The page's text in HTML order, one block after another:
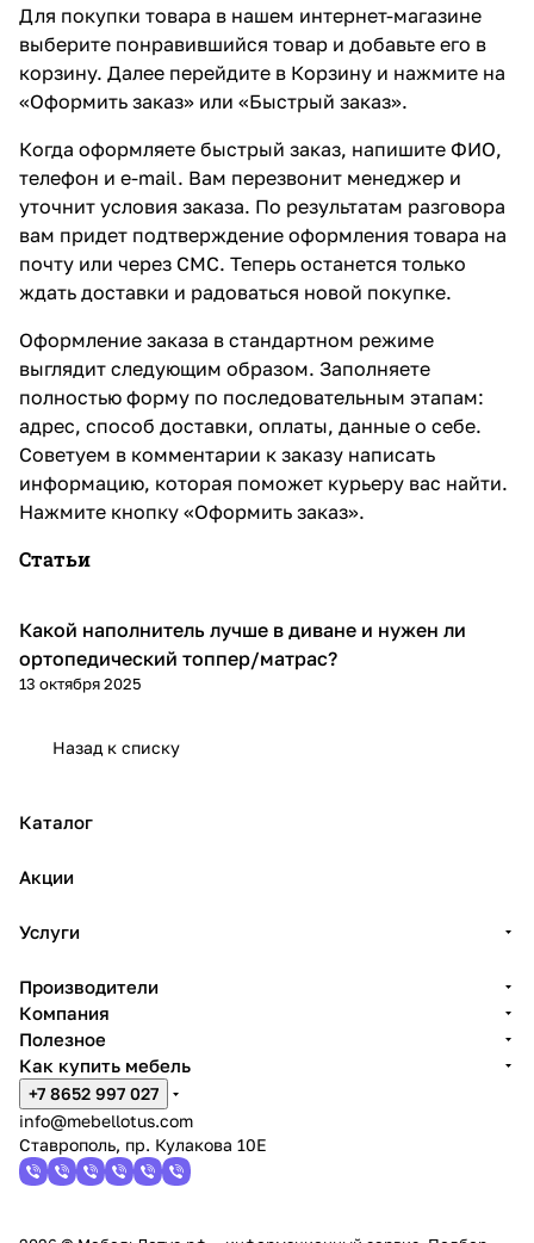
Для покупки товара в нашем интернет-магазине
выберите понравившийся товар и добавьте его в
корзину. Далее перейдите в Корзину и нажмите на
«Оформить заказ» или «Быстрый заказ».
Когда оформляете быстрый заказ, напишите ФИО,
телефон и e-mail. Вам перезвонит менеджер и
уточнит условия заказа. По результатам разговора
вам придет подтверждение оформления товара на
почту или через СМС. Теперь останется только
ждать доставки и радоваться новой покупке.
Оформление заказа в стандартном режиме
выглядит следующим образом. Заполняете
полностью форму по последовательным этапам:
адрес, способ доставки, оплаты, данные о себе.
Советуем в комментарии к заказу написать
информацию, которая поможет курьеру вас найти.
Нажмите кнопку «Оформить заказ».
Статьи
Диваны и кресла
Какой наполнитель лучше в диване и нужен ли
ортопедический топпер/матрас?
13 октября 2025
Назад к списку
Каталог
Акции
Услуги
Производители
Компания
Полезное
Как купить мебель
+7 8652 997 027
info@mebellotus.com
Ставрополь, пр. Кулакова 10Е